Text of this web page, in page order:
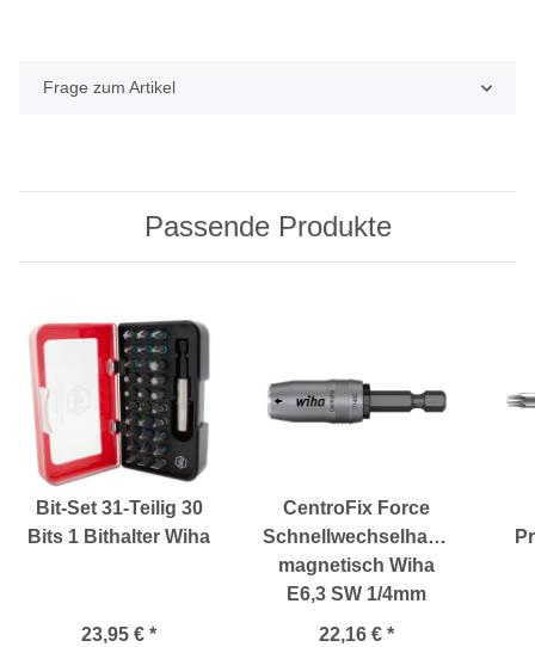
Frage zum Artikel
Passende Produkte
Bit-Set 31-Teilig 30
Bits 1 Bithalter Wiha
23,95 € *
CentroFix Force
Schnellwechselhalter
magnetisch Wiha
E6,3 SW 1/4mm
22,16 € *